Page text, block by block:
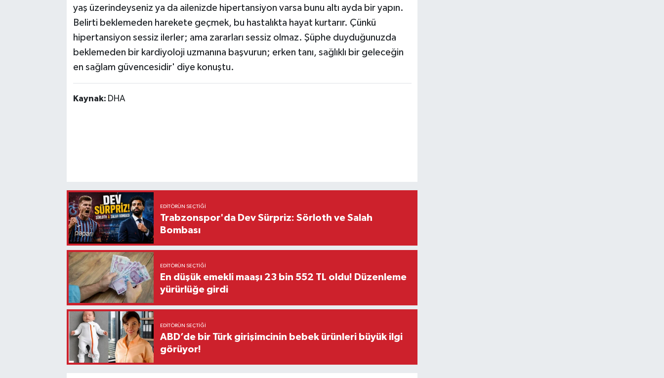
yaş üzerindeyseniz ya da ailenizde hipertansiyon varsa bunu altı ayda bir yapın.
Belirti beklemeden harekete geçmek, bu hastalıkta hayat kurtarır. Çünkü
hipertansiyon sessiz ilerler; ama zararları sessiz olmaz. Şüphe duyduğunuzda
beklemeden bir kardiyoloji uzmanına başvurun; erken tanı, sağlıklı bir geleceğin
en sağlam güvencesidir' diye konuştu.
Kaynak: DHA
EDITÖRÜN SEÇTIĞI
Trabzonspor'da Dev Sürpriz: Sörloth ve Salah
Bombası
EDITÖRÜN SEÇTIĞI
En düşük emekli maaşı 23 bin 552 TL oldu! Düzenleme
yürürlüğe girdi
EDITÖRÜN SEÇTIĞI
ABD’de bir Türk girişimcinin bebek ürünleri büyük ilgi
görüyor!